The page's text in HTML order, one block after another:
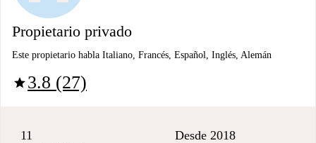
Propietario privado
Este propietario habla Italiano, Francés, Español, Inglés, Alemán
star3.8 (27)
11 Desde 2018